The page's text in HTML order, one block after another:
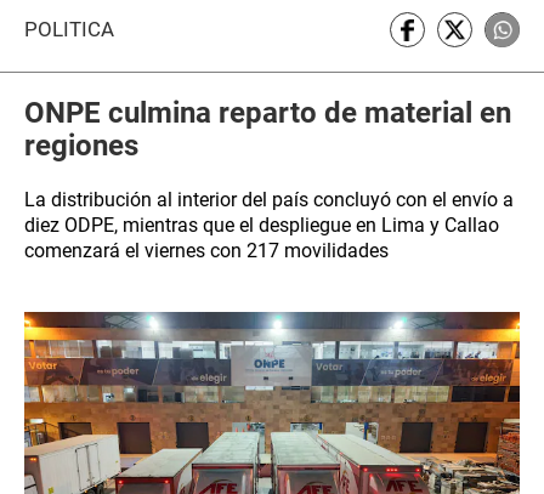
POLÍTICA
ONPE culmina reparto de material en
regiones
La distribución al interior del país concluyó con el envío a
diez ODPE, mientras que el despliegue en Lima y Callao
comenzará el viernes con 217 movilidades